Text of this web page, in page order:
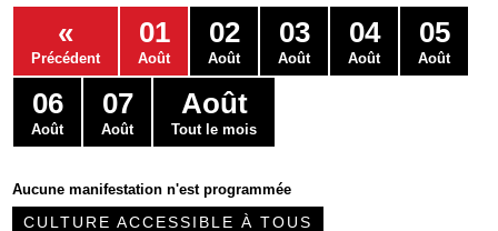
Services
Contacts
«
Précédent
01
Août
02
Août
03
Août
04
Août
05
Août
06
Août
07
Août
Août
Tout le mois
Aucune manifestation n'est programmée
CULTURE ACCESSIBLE À TOUS